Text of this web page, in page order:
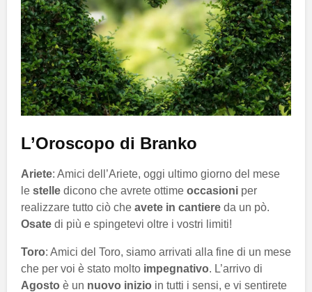
L’Oroscopo di Branko
Ariete: Amici dell’Ariete, oggi ultimo giorno del mese
le stelle dicono che avrete ottime occasioni per
realizzare tutto ciò che avete in cantiere da un pò.
Osate di più e spingetevi oltre i vostri limiti!
Toro: Amici del Toro, siamo arrivati alla fine di un mese
che per voi è stato molto impegnativo. L’arrivo di
Agosto è un nuovo inizio in tutti i sensi, e vi sentirete